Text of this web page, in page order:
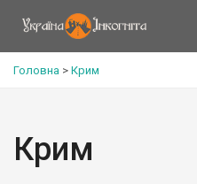
Головна > Крим
Крим